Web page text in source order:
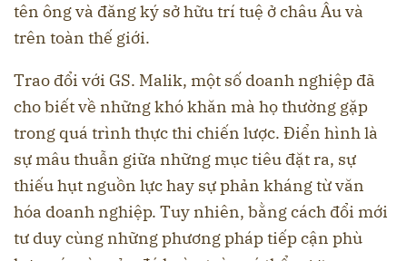
tên ông và đăng ký sở hữu trí tuệ ở châu Âu và
trên toàn thế giới.
Trao đổi với GS. Malik, một số doanh nghiệp đã
cho biết về những khó khăn mà họ thường gặp
trong quá trình thực thi chiến lược. Điển hình là
sự mâu thuẫn giữa những mục tiêu đặt ra, sự
thiếu hụt nguồn lực hay sự phản kháng từ văn
hóa doanh nghiệp. Tuy nhiên, bằng cách đổi mới
tư duy cùng những phương pháp tiếp cận phù